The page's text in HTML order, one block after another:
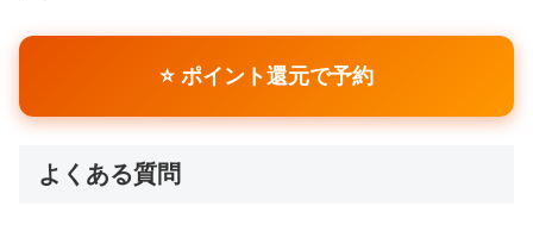
⭐ ポイント還元で予約
よくある質問